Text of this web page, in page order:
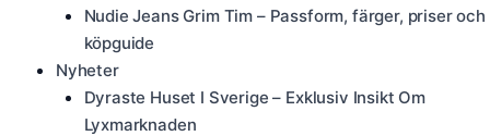
Nudie Jeans Grim Tim – Passform, färger, priser och
köpguide
Nyheter
Dyraste Huset I Sverige – Exklusiv Insikt Om
Lyxmarknaden